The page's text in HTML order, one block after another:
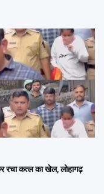
कत्ल का खेल, लोहागढ़